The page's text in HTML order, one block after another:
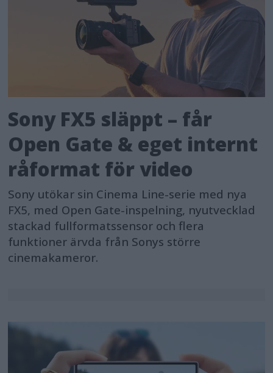
Sony FX5 släppt – får
Open Gate & eget internt
råformat för video
Sony utökar sin Cinema Line-serie med nya
FX5, med Open Gate-inspelning, nyutvecklad
stackad fullformatssensor och flera
funktioner ärvda från Sonys större
cinemakameror.